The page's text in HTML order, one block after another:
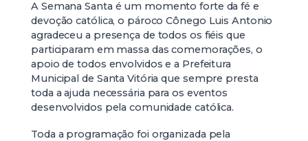
A Semana Santa é um momento forte da fé e
devoção católica, o pároco Cônego Luis Antonio
agradeceu a presença de todos os fiéis que
participaram em massa das comemorações, o
apoio de todos envolvidos e a Prefeitura
Municipal de Santa Vitória que sempre presta
toda a ajuda necessária para os eventos
desenvolvidos pela comunidade católica.
Toda a programação foi organizada pela